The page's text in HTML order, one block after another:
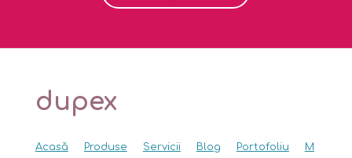
dupex
Acasă Produse Servicii Blog Portofoliu
M